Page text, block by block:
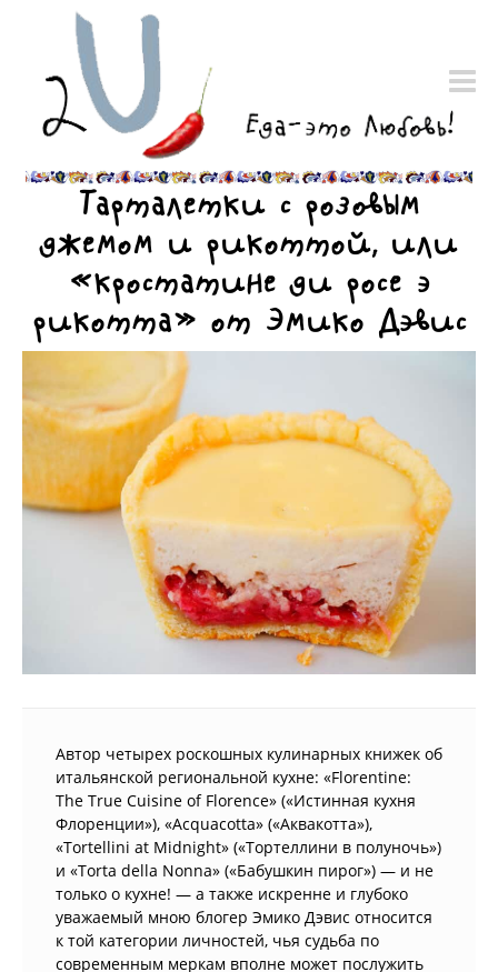
Тарталетки с розовым
джемом и рикоттой, или
«кростатине ди роcе э
рикотта» от Эмико Дэвис
Автор четырех роскошных кулинарных книжек об
итальянской региональной кухне: «Florentine:
The True Cuisine of Florence» («Истинная кухня
Флоренции»), «Acquacotta» («Аквакотта»),
«Tortellini at Midnight» («Тортеллини в полуночь»)
и «Torta della Nonna» («Бабушкин пирог») — и не
только о кухне! — а также искренне и глубоко
уважаемый мною блогер Эмико Дэвис относится
к той категории личностей, чья судьба по
современным меркам вполне может послужить